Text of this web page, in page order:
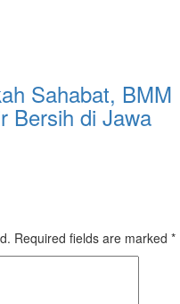
Sahabat, BMM
Bersih di Jawa
Required fields are marked *